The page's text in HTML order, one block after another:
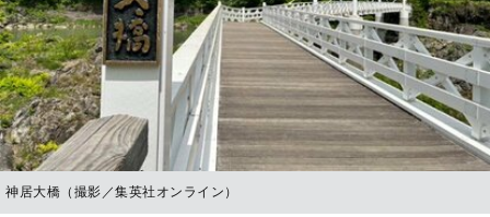
神居大橋（撮影／集英社オンライン）